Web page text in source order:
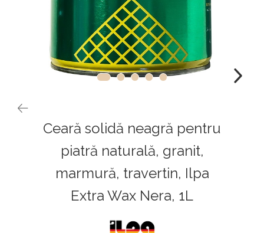
Ceară solidă neagră pentru
piatră naturală, granit,
marmură, travertin, Ilpa
Extra Wax Nera, 1L